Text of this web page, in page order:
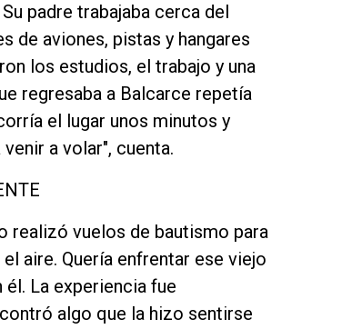
padre trabajaba cerca del
de aviones, pistas y hangares
los estudios, el trabajo y una
regresaba a Balcarce repetía
el lugar unos minutos y
a volar", cuenta.
realizó vuelos de bautismo para
aire. Quería enfrentar ese viejo
La experiencia fue
algo que la hizo sentirse